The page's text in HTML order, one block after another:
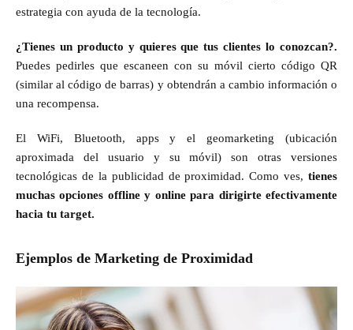
estrategia con ayuda de la tecnología.
¿Tienes un producto y quieres que tus clientes lo conozcan?.
Puedes pedirles que escaneen con su móvil cierto código QR
(similar al código de barras) y obtendrán a cambio información o
una recompensa.
El WiFi, Bluetooth, apps y el geomarketing (ubicación
aproximada del usuario y su móvil) son otras versiones
tecnológicas de la publicidad de proximidad. Como ves, tienes
muchas opciones offline y online para dirigirte efectivamente
hacia tu target.
Ejemplos de Marketing de Proximidad